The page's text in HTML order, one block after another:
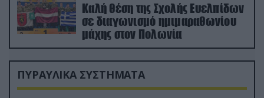
Καλή θέση της Σχολής Ευελπίδων
σε διαγωνισμό ημιμαραθωνίου
μάχης στον Πολωνία
ΠΥΡΑΥΛΙΚΑ ΣΥΣΤΗΜΑΤΑ